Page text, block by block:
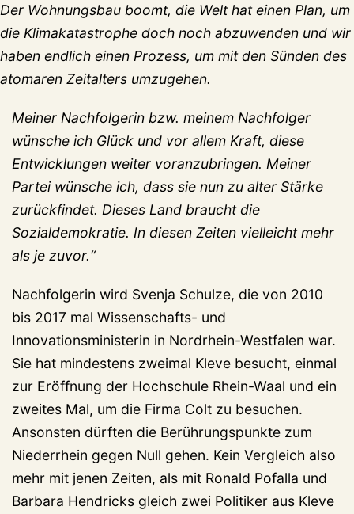
Der Wohnungsbau boomt, die Welt hat einen Plan, um
die Klimakatastrophe doch noch abzuwenden und wir
haben endlich einen Prozess, um mit den Sünden des
atomaren Zeitalters umzugehen.
Meiner Nachfolgerin bzw. meinem Nachfolger
wünsche ich Glück und vor allem Kraft, diese
Entwicklungen weiter voranzubringen. Meiner
Partei wünsche ich, dass sie nun zu alter Stärke
zurückfindet. Dieses Land braucht die
Sozialdemokratie. In diesen Zeiten vielleicht mehr
als je zuvor.“
Nachfolgerin wird Svenja Schulze, die von 2010
bis 2017 mal Wissenschafts- und
Innovationsministerin in Nordrhein-Westfalen war.
Sie hat mindestens zweimal Kleve besucht, einmal
zur Eröffnung der Hochschule Rhein-Waal und ein
zweites Mal, um die Firma Colt zu besuchen.
Ansonsten dürften die Berührungspunkte zum
Niederrhein gegen Null gehen. Kein Vergleich also
mehr mit jenen Zeiten, als mit Ronald Pofalla und
Barbara Hendricks gleich zwei Politiker aus Kleve